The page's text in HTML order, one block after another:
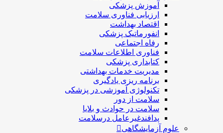
آموزش پزشکی
ارزیابی فناوری سلامت
اقتصاد بهداشت
انفورماتیک پزشکی
رفاه اجتماعی
فناوری اطلاعات سلامت
کتابداری پزشکی
مديريت خدمات بهداشتی
برنامه ریزی یادگیری
تکنولوژی آموزشی در پزشکی
سلامت از دور
سلامت در حوادث و بلایا
پدافندغیرعامل درسلامت
علوم آزمایشگاهی